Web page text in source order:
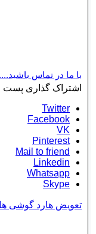
با ما در تماس باشید....
اشتراک گذاری پست
Twitter
Facebook
VK
Pinterest
Mail to friend
Linkedin
Whatsapp
Skype
تعویض هارد گوشی